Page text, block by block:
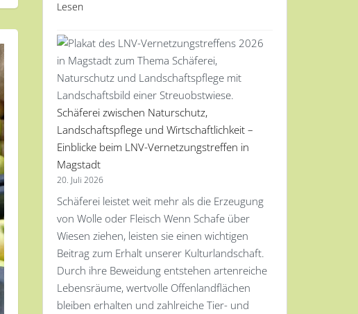
Lesen
Schäferei zwischen Naturschutz,
Landschaftspflege und Wirtschaftlichkeit –
Einblicke beim LNV-Vernetzungstreffen in
Magstadt
20. Juli 2026
Schäferei leistet weit mehr als die Erzeugung
von Wolle oder Fleisch Wenn Schafe über
Wiesen ziehen, leisten sie einen wichtigen
Beitrag zum Erhalt unserer Kulturlandschaft.
Durch ihre Beweidung entstehen artenreiche
Lebensräume, wertvolle Offenlandflächen
bleiben erhalten und zahlreiche Tier- und